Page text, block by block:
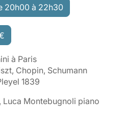
20h00 à 22h30
à Paris
Chopin, Schumann
1839
Luca Montebugnoli piano